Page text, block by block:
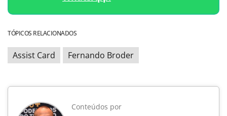
TÓPICOS RELACIONADOS
Assist Card Fernando Broder
Conteúdos por